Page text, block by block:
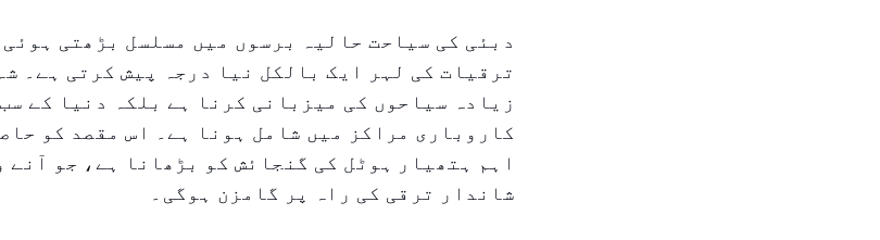
دبئی کی سیاحت حالیہ برسوں میں مسلسل بڑھتی ہوئی
ترقیات کی لہر ایک بالکل نیا درجہ پیش کرتی ہے۔
زیادہ سیاحوں کی میزبانی کرنا ہے بلکہ دنیا کے
کاروباری مراکز میں شامل ہونا ہے۔ اس مقصد کو
اہم ہتھیار ہوٹل کی گنجائش کو بڑھانا ہے، جو آنے
شاندار ترقی کی راہ پر گامزن ہوگی۔